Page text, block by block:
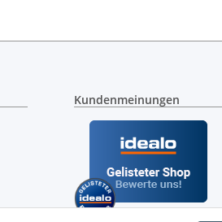
Kundenmeinungen